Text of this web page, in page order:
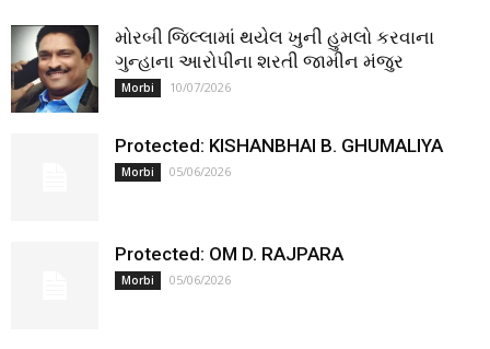
મોરબી જિલ્લામાં થયેલ ખુની હુમલો કરવાના
ગુન્હાના આરોપીના શરતી જામીન મંજુર
Morbi 10/07/2026
Protected: KISHANBHAI B. GHUMALIYA
Morbi 05/06/2026
Protected: OM D. RAJPARA
Morbi 05/06/2026